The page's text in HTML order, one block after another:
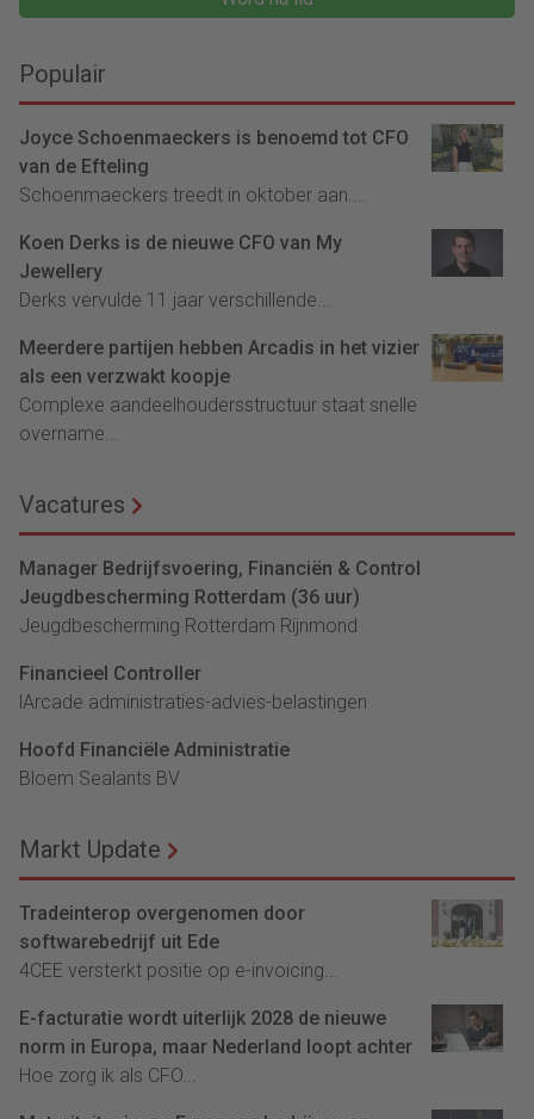
Populair
Joyce Schoenmaeckers is benoemd tot CFO
van de Efteling
Schoenmaeckers treedt in oktober aan....
Koen Derks is de nieuwe CFO van My
Jewellery
Derks vervulde 11 jaar verschillende...
Meerdere partijen hebben Arcadis in het vizier
als een verzwakt koopje
Complexe aandeelhoudersstructuur staat snelle
overname...
Vacatures
Manager Bedrijfsvoering, Financiën & Control
Jeugdbescherming Rotterdam (36 uur)
Jeugdbescherming Rotterdam Rijnmond
Financieel Controller
lArcade administraties-advies-belastingen
Hoofd Financiële Administratie
Bloem Sealants BV
Markt Update
Tradeinterop overgenomen door
softwarebedrijf uit Ede
4CEE versterkt positie op e-invoicing...
E-facturatie wordt uiterlijk 2028 de nieuwe
norm in Europa, maar Nederland loopt achter
Hoe zorg ik als CFO...